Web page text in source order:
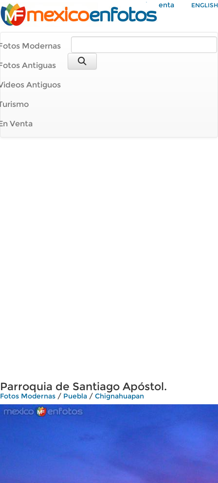
Mi Cuenta ENGLISH
Modernas
Antiguas
Antiguos
Venta
Parroquia de Santiago Apóstol.
Fotos Modernas / Puebla / Chignahuapan